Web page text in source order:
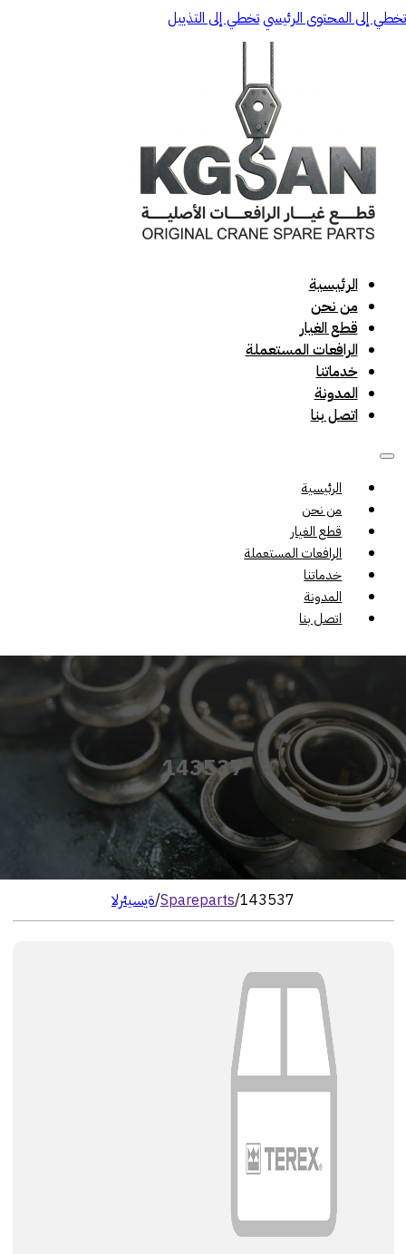
تخطي إلى المحتوى الرئيسيتخطي إلى التذييل
الرئيسية
من نحن
قطع الغيار
الرافعات المستعملة
خدماتنا
المدونة
اتصل بنا
الرئيسية
من نحن
قطع الغيار
الرافعات المستعملة
خدماتنا
المدونة
اتصل بنا
143537
الرئيسية/Spareparts/143537